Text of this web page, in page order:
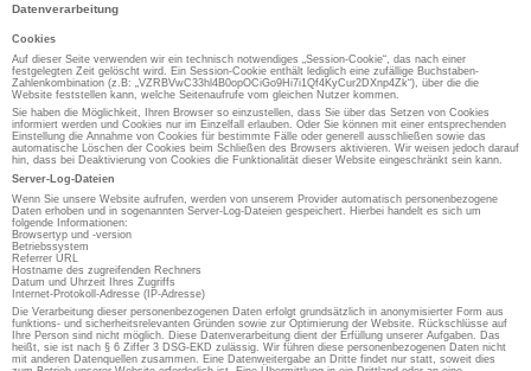
Datenverarbeitung
Cookies
Auf dieser Seite verwenden wir ein technisch notwendiges „Session-Cookie“, das nach einer
festgelegten Zeit gelöscht wird. Ein Session-Cookie enthält lediglich eine zufällige Buchstaben-
Zahlenkombination (z.B: „VZRBVwC33hl4B0opOCiGo9Hi7i1Qf4KyCur2DXnp4Zk“), über die die
Website feststellen kann, welche Seitenaufrufe vom gleichen Nutzer kommen.
Sie haben die Möglichkeit, Ihren Browser so einzustellen, dass Sie über das Setzen von Cookies
informiert werden und Cookies nur im Einzelfall erlauben. Oder Sie können mit einer entsprechenden
Einstellung die Annahme von Cookies für bestimmte Fälle oder generell ausschließen sowie das
automatische Löschen der Cookies beim Schließen des Browsers aktivieren. Wir weisen jedoch darauf
hin, dass bei Deaktivierung von Cookies die Funktionalität dieser Website eingeschränkt sein kann.
Server-Log-Dateien
Wenn Sie unsere Website aufrufen, werden von unserem Provider automatisch personenbezogene
Daten erhoben und in sogenannten Server-Log-Dateien gespeichert. Hierbei handelt es sich um
folgende Informationen:
Browsertyp und -version
Betriebssystem
Referrer URL
Hostname des zugreifenden Rechners
Datum und Uhrzeit Ihres Zugriffs
Internet-Protokoll-Adresse (IP-Adresse)
Die Verarbeitung dieser personenbezogenen Daten erfolgt grundsätzlich in anonymisierter Form aus
funktions- und sicherheitsrelevanten Gründen sowie zur Optimierung der Website. Rückschlüsse auf
Ihre Person sind nicht möglich. Diese Datenverarbeitung dient der Erfüllung unserer Aufgaben. Das
heißt, sie ist nach § 6 Ziffer 3 DSG-EKD zulässig. Wir führen diese personenbezogenen Daten nicht
mit anderen Datenquellen zusammen. Eine Datenweitergabe an Dritte findet nur statt, soweit dies